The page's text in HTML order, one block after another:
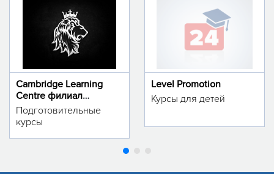
Cambridge Learning
Centre филиал
м.Тинчлик
Подготовительные
курсы
Level Promotion
Курсы для детей